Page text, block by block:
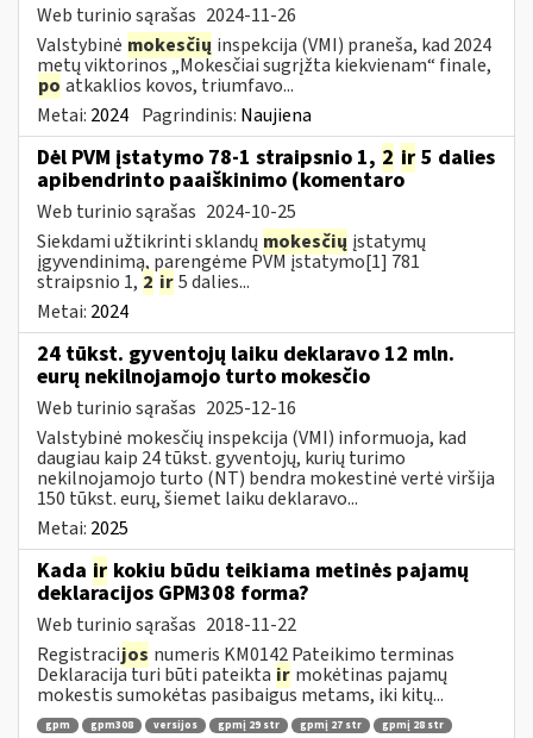
Web turinio sąrašas 2024-11-26
Valstybinė mokesčių inspekcija (VMI) praneša, kad 2024
metų viktorinos „Mokesčiai sugrįžta kiekvienam“ finale,
po atkaklios kovos, triumfavo...
Metai: 2024 Pagrindinis: Naujiena
Dėl PVM įstatymo 78-1 straipsnio 1, 2 ir 5 dalies
apibendrinto paaiškinimo (komentaro
Web turinio sąrašas 2024-10-25
Siekdami užtikrinti sklandų mokesčių įstatymų
įgyvendinimą, parengėme PVM įstatymo[1] 781
straipsnio 1, 2 ir5 dalies...
Metai: 2024
24 tūkst. gyventojų laiku deklaravo 12 mln.
eurų nekilnojamojo turto mokesčio
Web turinio sąrašas 2025-12-16
Valstybinė mokesčių inspekcija (VMI) informuoja, kad
daugiau kaip 24 tūkst. gyventojų, kurių turimo
nekilnojamojo turto (NT) bendra mokestinė vertė viršija
150 tūkst. eurų, šiemet laiku deklaravo...
Metai: 2025
Kada ir kokiu būdu teikiama metinės pajamų
deklaracijos GPM308 forma?
Web turinio sąrašas 2018-11-22
Registracijos numeris KM0142 Pateikimo terminas
Deklaracija turi būti pateikta ir mokėtinas pajamų
mokestis sumokėtas pasibaigus metams, iki kitų...
gpm gpm308 versijos gpmį 29 str gpmį 27 str gpmį 28 str